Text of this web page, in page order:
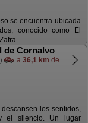
se encuentra ubicada
conocido como El
...
de Cornalvo
a 36,1 km de
los sentidos,
el silencio. Un lugar